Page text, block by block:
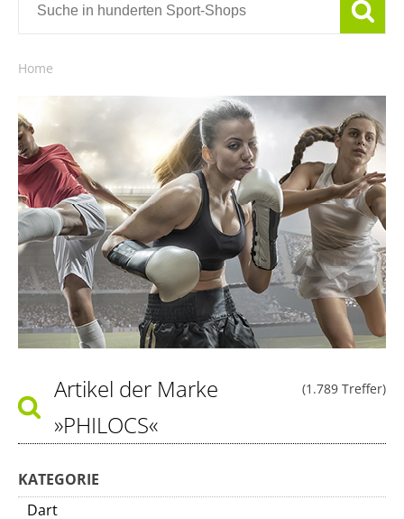
Home
(1.789 Treffer)
Artikel der Marke
»PHILOCS«
KATEGORIE
Dart